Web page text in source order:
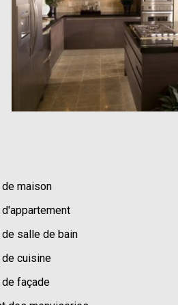
de maison
d'appartement
de salle de bain
de cuisine
de façade